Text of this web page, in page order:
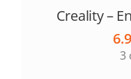
Creality –
3